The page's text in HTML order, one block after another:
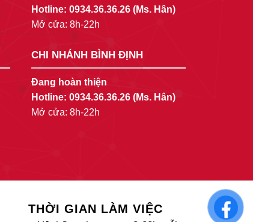
Hotline: 0934.36.36.26(Ms. Hân)
Mở cửa: 8h-22h
CHI NHÁNH BÌNH ĐỊNH
Đang hoàn thiện
Hotline: 0934.36.36.26(Ms. Hân)
Mở cửa: 8h-22h
THỜI GIAN LÀM VIỆC